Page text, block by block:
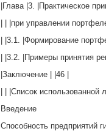
|Глава |3. |Практическое
| | |при управлении
| |3.1. |Формирование
| |3.2. |Примеры принятия
|Заключение | |46 |
| | |Список использованной
Введение
Способность предприятий